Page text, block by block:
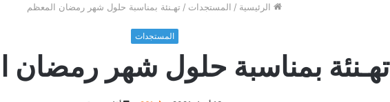
الرئيسية / المستجدات / تهـنئة بمناسبة حلول شهر رمضان المعظم
المستجدات
تهـنئة بمناسبة حلول شهر رمضان